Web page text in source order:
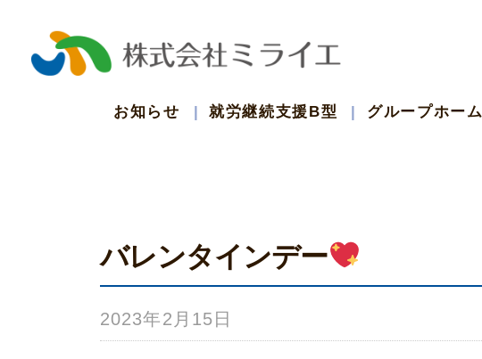
お知らせ 就労継続支援B型 グループホーム
バレンタインデー
2023年2月15日